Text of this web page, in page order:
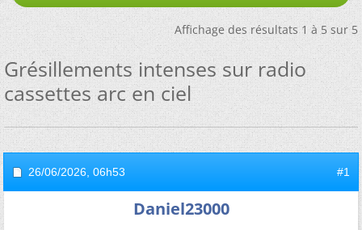
Affichage des résultats 1 à 5 sur 5
Grésillements intenses sur radio
cassettes arc en ciel
26/06/2026, 06h53 #1
Daniel23000